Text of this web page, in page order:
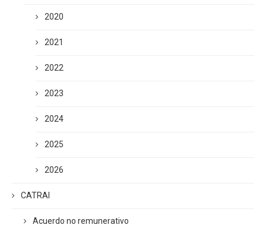
2020
2021
2022
2023
2024
2025
2026
CATRAI
Acuerdo no remunerativo